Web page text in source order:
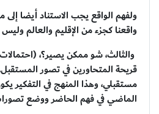
ولفهم الواقع يجب الاستناد أيضا
واقعنا كجزء من الإقليم والعالم
والثالث، شو ممكن يصير؟،
قريحة المتحاورين في تصور
مستقبلي، وهذا المنهج في التفكير
الماضي في فهم الحاضر ووضع